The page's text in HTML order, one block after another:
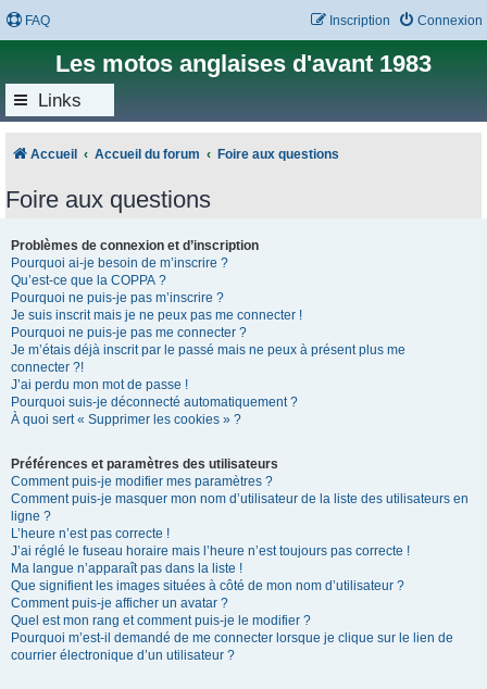
FAQ Connexion
Inscription
Les motos anglaises d'avant 1983
Links
Accueil Accueil du forum Foire aux questions
Foire aux questions
Problèmes de connexion et d’inscription
Pourquoi ai-je besoin de m’inscrire ?
Qu’est-ce que la COPPA ?
Pourquoi ne puis-je pas m’inscrire ?
Je suis inscrit mais je ne peux pas me connecter !
Pourquoi ne puis-je pas me connecter ?
Je m’étais déjà inscrit par le passé mais ne peux à présent plus me
connecter ?!
J’ai perdu mon mot de passe !
Pourquoi suis-je déconnecté automatiquement ?
À quoi sert « Supprimer les cookies » ?
Préférences et paramètres des utilisateurs
Comment puis-je modifier mes paramètres ?
Comment puis-je masquer mon nom d’utilisateur de la liste des utilisateurs en
ligne ?
L’heure n’est pas correcte !
J’ai réglé le fuseau horaire mais l’heure n’est toujours pas correcte !
Ma langue n’apparaît pas dans la liste !
Que signifient les images situées à côté de mon nom d’utilisateur ?
Comment puis-je afficher un avatar ?
Quel est mon rang et comment puis-je le modifier ?
Pourquoi m’est-il demandé de me connecter lorsque je clique sur le lien de
courrier électronique d’un utilisateur ?